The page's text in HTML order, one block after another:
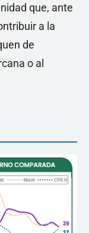
que, ante
a la
de
o al